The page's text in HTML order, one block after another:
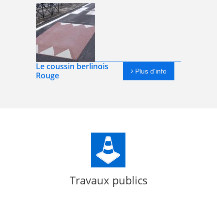
Le coussin berlinois
Rouge
Plus d'info
Travaux publics